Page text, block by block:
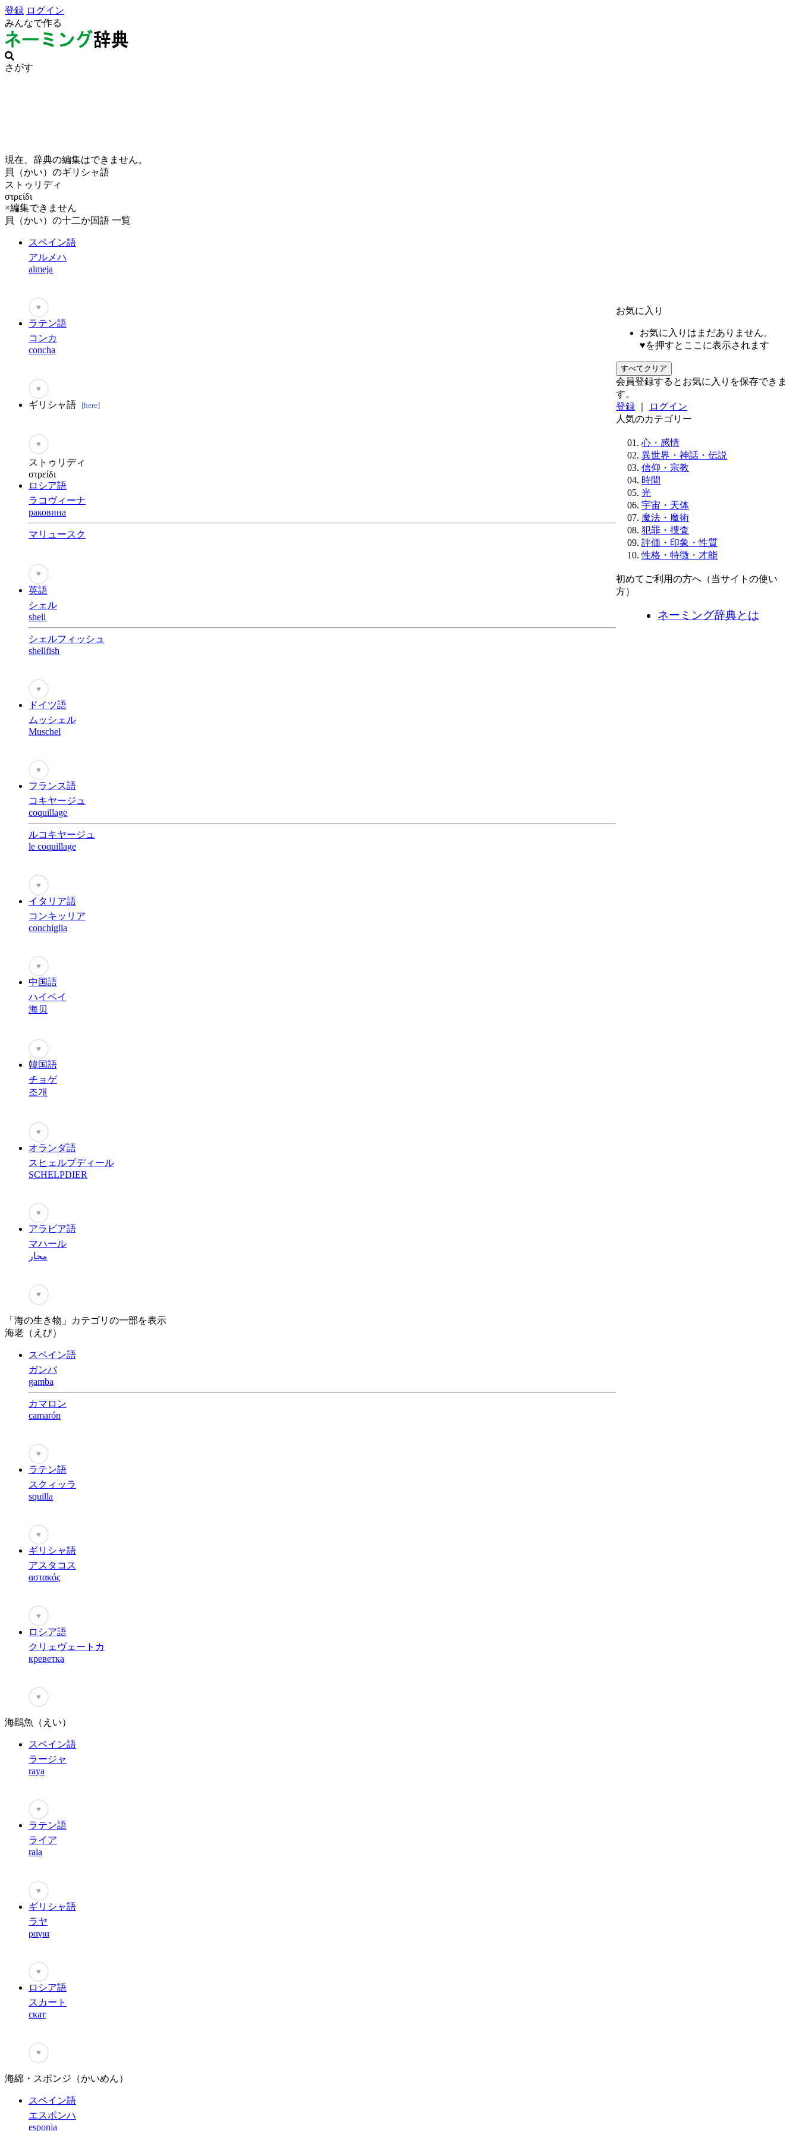
登録 ログイン
みんなで作る
さがす
現在、辞典の編集はできません。
貝（かい）のギリシャ語
ストゥリディ
στρείδι
×編集できません
貝（かい）の十二か国語 一覧
スペイン語
アルメハ
almeja
♥
ラテン語
コンカ
concha
♥
ギリシャ語 [here]
♥
ストゥリディ
στρείδι
ロシア語
ラコヴィーナ
раковина
マリュースク
♥
英語
シェル
shell
シェルフィッシュ
shellfish
♥
ドイツ語
ムッシェル
Muschel
♥
フランス語
コキヤージュ
coquillage
ルコキヤージュ
le coquillage
♥
イタリア語
コンキッリア
conchiglia
♥
中国語
ハイベイ
海贝
♥
韓国語
チョゲ
조개
♥
オランダ語
スヒェルプディール
SCHELPDIER
♥
アラビア語
マハール
محار
♥
「海の生き物」カテゴリの一部を表示
海老（えび）
スペイン語
ガンバ
gamba
カマロン
camarón
♥
ラテン語
スクィッラ
squilla
♥
ギリシャ語
アスタコス
αστακός
♥
ロシア語
クリェヴェートカ
креветка
♥
海鷂魚（えい）
スペイン語
ラージャ
raya
♥
ラテン語
ライア
raia
♥
ギリシャ語
ラヤ
ραγια
♥
ロシア語
スカート
скат
♥
海綿・スポンジ（かいめん）
スペイン語
エスポンハ
esponja
お気に入り
お気に入りはまだありません。
♥を押すとここに表示されます
すべてクリア
会員登録するとお気に入りを保存できま
す。
登録
ログイン
人気のカテゴリー
心・感情
異世界・神話・伝説
信仰・宗教
時間
光
宇宙・天体
魔法・魔術
犯罪・捜査
評価・印象・性質
性格・特徴・才能
初めてご利用の方へ（当サイトの使い
方）
ネーミング辞典とは